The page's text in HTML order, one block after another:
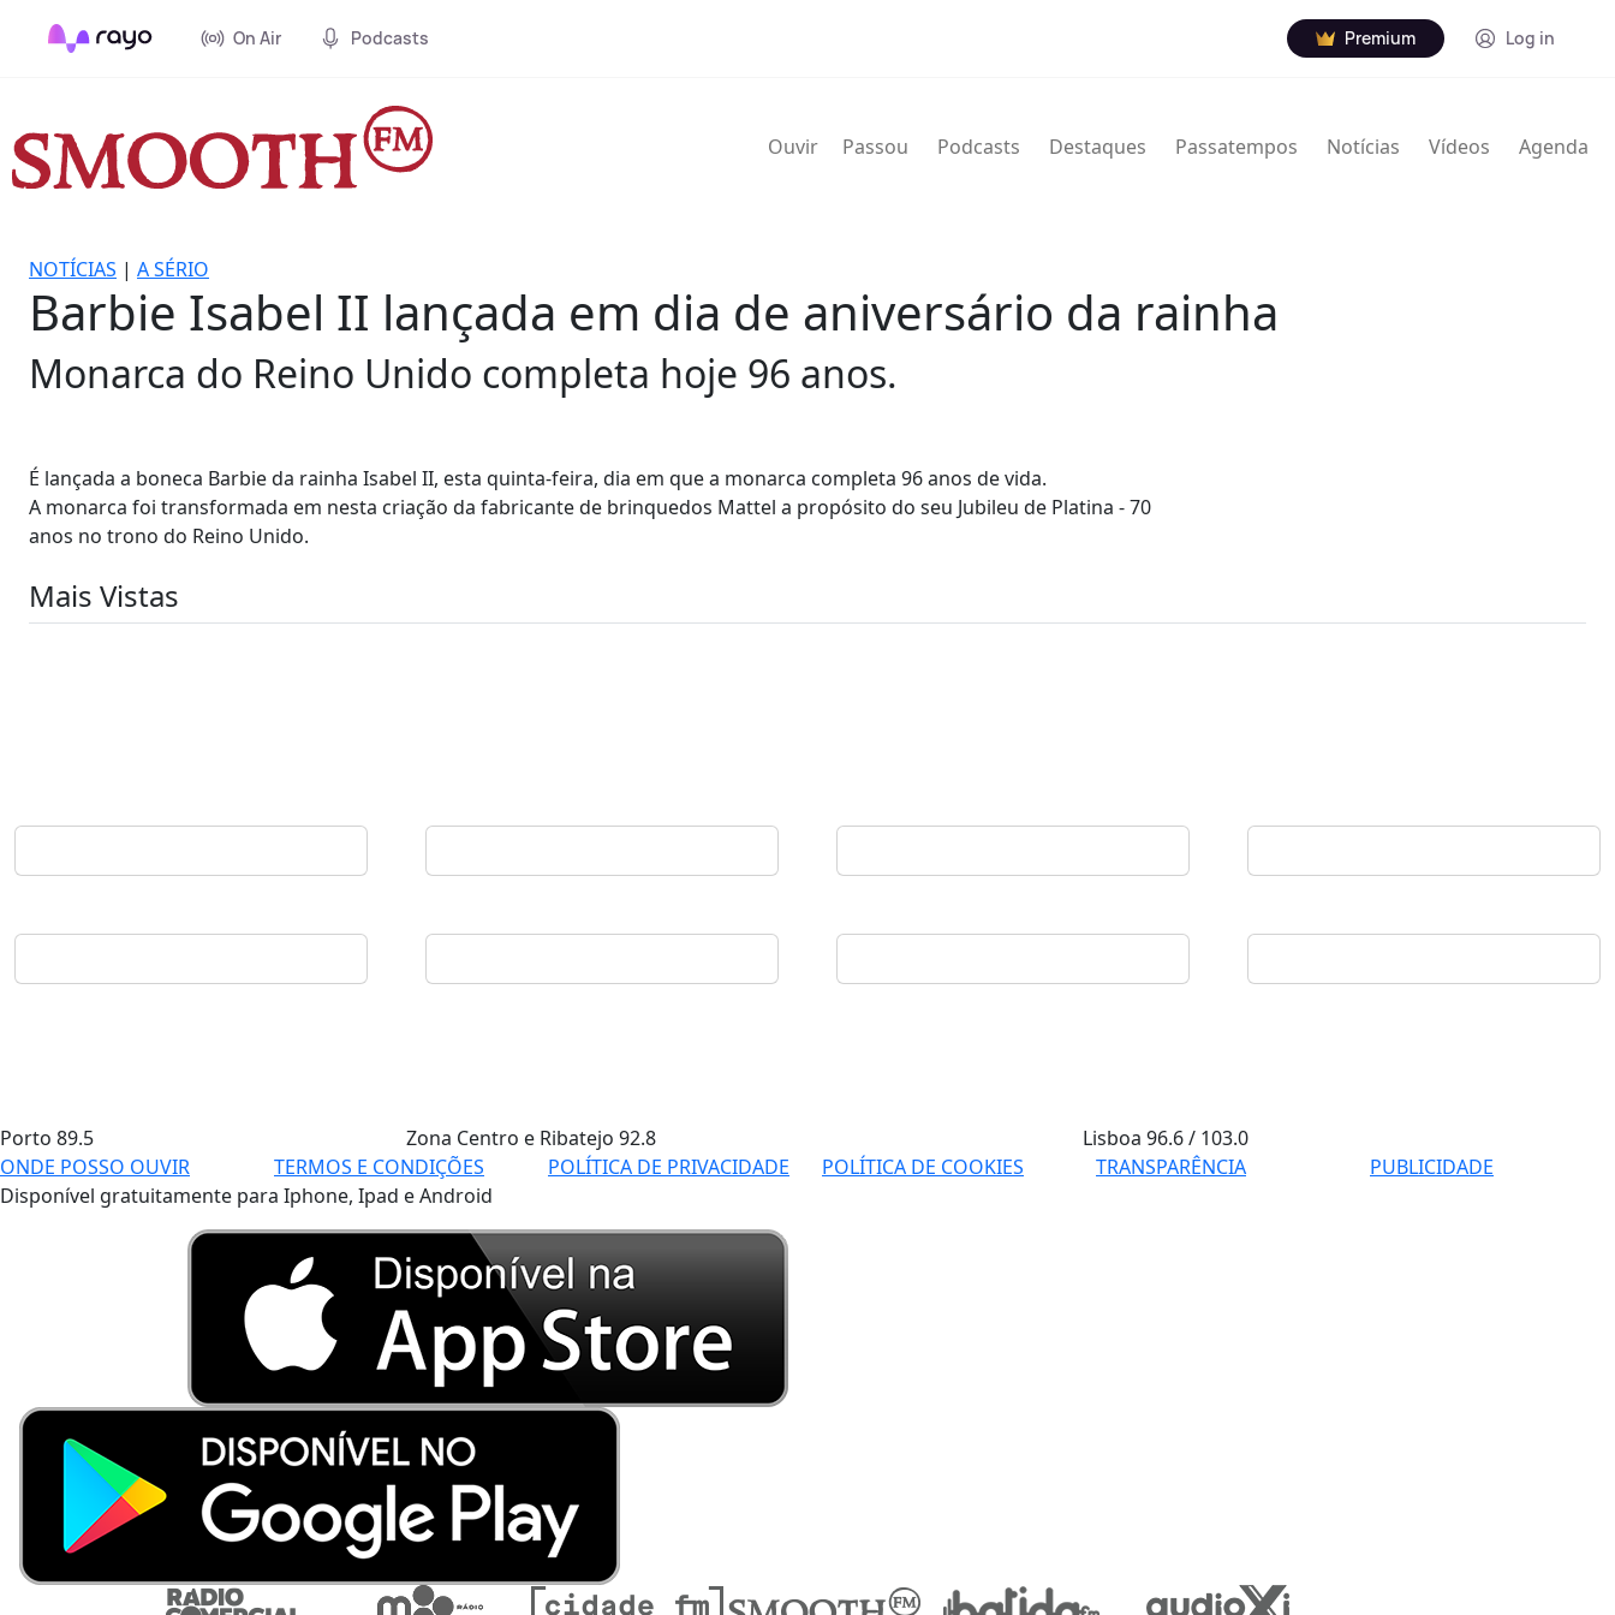
On Air Podcasts Premium Log in
Ouvir Passou Podcasts Destaques Passatempos Notícias Vídeos Agenda
NOTÍCIAS | A SÉRIO
Barbie Isabel II lançada em dia de aniversário da rainha
Monarca do Reino Unido completa hoje 96 anos.
É lançada a boneca Barbie da rainha Isabel II, esta quinta-feira, dia em que a monarca completa 96 anos de vida.
A monarca foi transformada em nesta criação da fabricante de brinquedos Mattel a propósito do seu Jubileu de Platina - 70
anos no trono do Reino Unido.
Mais Vistas
Porto 89.5 Zona Centro e Ribatejo 92.8 Lisboa96.6 / 103.0
ONDE POSSO OUVIR
TERMOS E CONDIÇÕES POLÍTICA DE PRIVACIDADE POLÍTICA DE COOKIES TRANSPARÊNCIA
PUBLICIDADE
Disponível gratuitamente para Iphone, Ipad e Android